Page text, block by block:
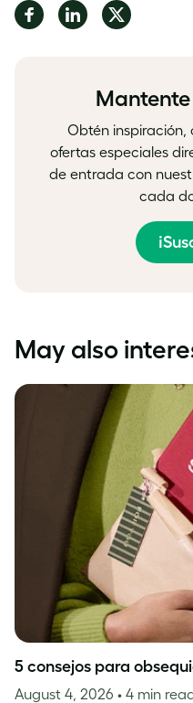
Share
on
Share
on
Share
on
Obtén inspiración,
ofertas especiales
de entrada con
cada
May also
5 consejos para
August 4, 2026 • 4 min